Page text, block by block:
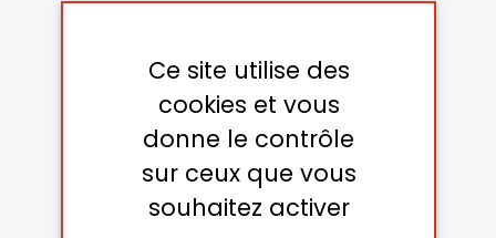
Ce site utilise des
cookies et vous
donne le contrôle
sur ceux que vous
souhaitez activer